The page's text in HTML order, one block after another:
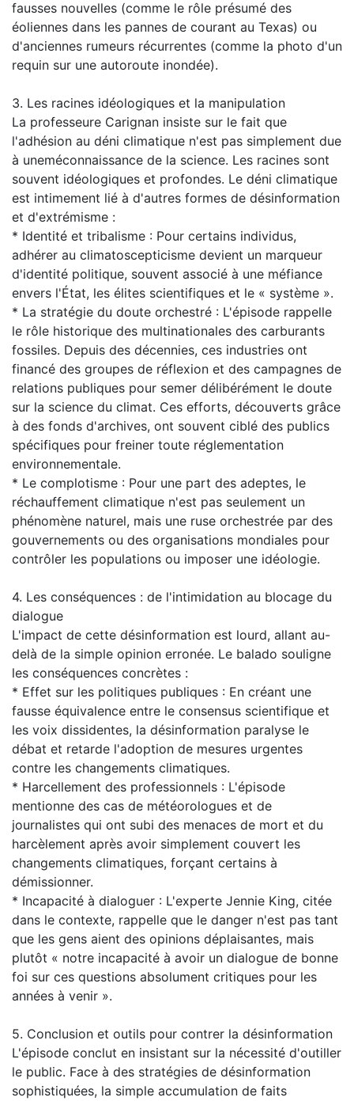
fausses nouvelles (comme le rôle présumé des
éoliennes dans les pannes de courant au Texas) ou
d'anciennes rumeurs récurrentes (comme la photo d'un
requin sur une autoroute inondée).
3. Les racines idéologiques et la manipulation
La professeure Carignan insiste sur le fait que
l'adhésion au déni climatique n'est pas simplement due
à uneméconnaissance de la science. Les racines sont
souvent idéologiques et profondes. Le déni climatique
est intimement lié à d'autres formes de désinformation
et d'extrémisme :
* Identité et tribalisme : Pour certains individus,
adhérer au climatoscepticisme devient un marqueur
d'identité politique, souvent associé à une méfiance
envers l'État, les élites scientifiques et le « système ».
* La stratégie du doute orchestré : L'épisode rappelle
le rôle historique des multinationales des carburants
fossiles. Depuis des décennies, ces industries ont
financé des groupes de réflexion et des campagnes de
relations publiques pour semer délibérément le doute
sur la science du climat. Ces efforts, découverts grâce
à des fonds d'archives, ont souvent ciblé des publics
spécifiques pour freiner toute réglementation
environnementale.
* Le complotisme : Pour une part des adeptes, le
réchauffement climatique n'est pas seulement un
phénomène naturel, mais une ruse orchestrée par des
gouvernements ou des organisations mondiales pour
contrôler les populations ou imposer une idéologie.
4. Les conséquences : de l'intimidation au blocage du
dialogue
L'impact de cette désinformation est lourd, allant au-
delà de la simple opinion erronée. Le balado souligne
les conséquences concrètes :
* Effet sur les politiques publiques : En créant une
fausse équivalence entre le consensus scientifique et
les voix dissidentes, la désinformation paralyse le
débat et retarde l'adoption de mesures urgentes
contre les changements climatiques.
* Harcellement des professionnels : L'épisode
mentionne des cas de météorologues et de
journalistes qui ont subi des menaces de mort et du
harcèlement après avoir simplement couvert les
changements climatiques, forçant certains à
démissionner.
* Incapacité à dialoguer : L'experte Jennie King, citée
dans le contexte, rappelle que le danger n'est pas tant
que les gens aient des opinions déplaisantes, mais
plutôt « notre incapacité à avoir un dialogue de bonne
foi sur ces questions absolument critiques pour les
années à venir ».
5. Conclusion et outils pour contrer la désinformation
L'épisode conclut en insistant sur la nécessité d'outiller
le public. Face à des stratégies de désinformation
sophistiquées, la simple accumulation de faits